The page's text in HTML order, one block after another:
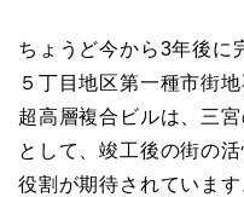
ちょうど今から3年後に
５丁目地区第一種市街
超高層複合ビルは、三
として、竣工後の街の
役割が期待されています